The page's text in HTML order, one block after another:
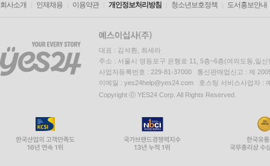
회사소개 인재채용 이용약관 개인정보처리방침 청소년보호정책 도서홍보안내
대표 : 김석환, 최세라
주소 : 서울시 영등포구 은행로 11, 5층~6층(여의도동,일신
사업자등록번호 : 229-81-37000 통신판매업신고 : 제
이메일 : yes24help@yes24.com 호스팅 서비스사업자 :
Copyright ⓒ YES24 Corp. All Rights Reserved.